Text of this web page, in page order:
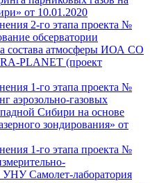
от 10.01.2020
2-го этапа проекта №
обсерватории
состава атмосферы ИОА СО
PLANET (проект
1-го этапа проекта №
аэрозольно-газовых
Сибири на основе
зондирования» от
1-го этапа проекта №
Самолет-лаборатория